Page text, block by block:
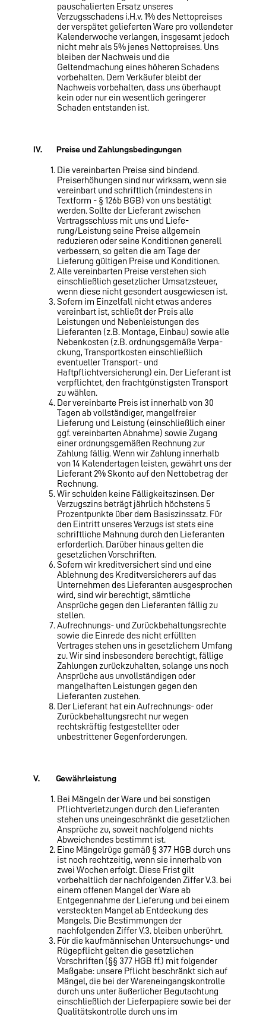
pauschalierten Ersatz unseres
Verzugsschadens i.H.v. 1% des Nettopreises
der verspätet gelieferten Ware pro vollendeter
Kalenderwoche verlangen, insgesamt jedoch
nicht mehr als 5% jenes Nettopreises. Uns
bleiben der Nachweis und die
Geltendmachung eines höheren Schadens
vorbehalten. Dem Verkäufer bleibt der
Nachweis vorbehalten, dass uns überhaupt
kein oder nur ein wesentlich geringerer
Schaden entstanden ist.
IV. Preise und Zahlungsbedingungen
Die vereinbarten Preise sind bindend.
Preiserhöhungen sind nur wirksam, wenn sie
vereinbart und schriftlich (mindestens in
Textform - § 126b BGB) von uns bestätigt
werden. Sollte der Lieferant zwischen
Vertragsschluss mit uns und Liefe­
rung/Leistung seine Preise allgemein
reduzieren oder seine Konditionen generell
verbessern, so gelten die am Tage der
Lieferung gültigen Preise und Konditionen.
Alle vereinbarten Preise verstehen sich
einschließlich gesetzlicher Umsatzsteuer,
wenn diese nicht ge­sondert ausgewiesen ist.
Sofern im Einzelfall nicht etwas anderes
vereinbart ist, schließt der Preis alle
Leistungen und Nebenleis­tungen des
Lieferanten (z.B. Montage, Einbau) sowie alle
Nebenkosten (z.B. ordnungsgemäße Verpa­
ckung, Transportkosten einschließlich
eventueller Transport- und
Haftpflichtversicherung) ein. Der Lieferant ist
verpflichtet, den frachtgünstigsten Transport
zu wählen.
Der vereinbarte Preis ist innerhalb von 30
Tagen ab vollständiger, mangelfreier
Lieferung und Leistung (einschließlich einer
ggf. vereinbarten Abnahme) sowie Zugang
einer ordnungsgemäßen Rechnung zur
Zahlung fällig. Wenn wir Zahlung innerhalb
von 14 Kalendertagen leisten, gewährt uns der
Lieferant 2% Skonto auf den Nettobetrag der
Rechnung.
Wir schulden keine Fälligkeitszinsen. Der
Verzugszins beträgt jährlich höchstens 5
Prozentpunkte über dem Basiszinssatz. Für
den Eintritt unseres Verzugs ist stets eine
schriftliche Mahnung durch den Lieferanten
erforderlich. Darüber hinaus gelten die
gesetzlichen Vorschriften.
Sofern wir kreditversichert sind und eine
Ablehnung des Kreditversicherers auf das
Unternehmen des Lieferanten ausgesprochen
wird, sind wir berechtigt, sämtliche
Ansprüche gegen den Lieferanten fällig zu
stellen.
Aufrechnungs- und Zurückbehaltungsrechte
sowie die Einrede des nicht erfüllten
Vertrages stehen uns in gesetzlichem Umfang
zu. Wir sind insbesondere berechtigt, fällige
Zahlungen zurückzuhalten, solange uns noch
Ansprüche aus unvollständigen oder
mangelhaften Leistungen gegen den
Lieferanten zu­stehen.
Der Lieferant hat ein Aufrechnungs- oder
Zurückbehaltungsrecht nur wegen
rechtskräftig festgestellter oder
unbestrittener Gegenforderungen.
V. Gewährleistung
Bei Mängeln der Ware und bei sonstigen
Pflichtverletzungen durch den Lieferanten
stehen uns uneingeschränkt die gesetzlichen
Ansprüche zu, soweit nachfolgend nichts
Abweichendes bestimmt ist.
Eine Mängelrüge gemäß § 377 HGB durch uns
ist noch rechtzeitig, wenn sie innerhalb von
zwei Wochen erfolgt. Diese Frist gilt
vorbehaltlich der nachfolgenden Ziffer V.3. bei
einem offenen Mangel der Ware ab
Entgegennahme der Lieferung und bei einem
versteckten Mangel ab Entdeckung des
Mangels. Die Bestimmungen der
nachfolgenden Ziffer V.3. bleiben unberührt.
Für die kaufmännischen Untersuchungs- und
Rügepflicht gelten die gesetzlichen
Vorschriften (§§ 377 HGB ff.) mit folgender
Maßgabe: unsere Pflicht beschränkt sich auf
Mängel, die bei der Wareneingangskontrolle
durch uns unter äußerlicher Begutachtung
einschließlich der Lieferpapiere sowie bei der
Qualitätskontrolle durch uns im